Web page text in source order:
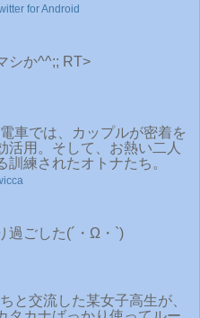
for Android
シか^^;; RT>
車では、カップルが密着を
活用。そして、お熱い二人
訓練されたオトナたち。
過ごした(´・Ω・`)
と交流した某女子高生が、